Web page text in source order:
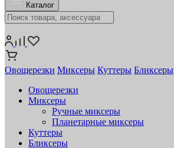
Каталог
Овощерезки Миксеры Куттеры Бликсеры
Овощерезки
Миксеры
Ручные миксеры
Планетарные миксеры
Куттеры
Бликсеры